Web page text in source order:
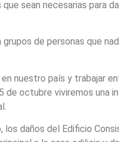
sean necesarias para
de personas que
nuestro país y trabajar
octubre viviremos una
daños del Edificio